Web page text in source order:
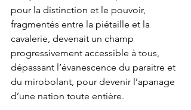
pour la distinction et le pouvoir,
fragmentés entre la piétaille et la
cavalerie, devenait un champ
progressivement accessible à tous,
dépassant l’évanescence du paraitre et
du mirobolant, pour devenir l’apanage
d’une nation toute entière.